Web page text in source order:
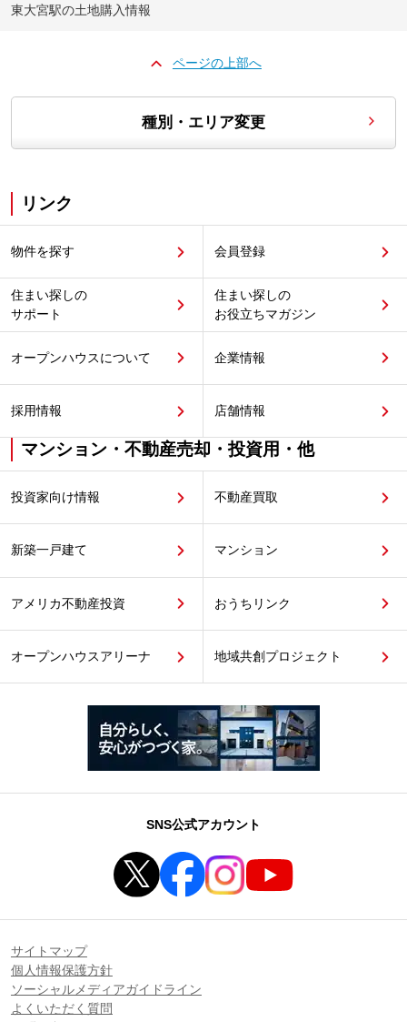
東大宮駅の土地購入情報
ページの上部へ
種別・エリア変更
リンク
物件を探す 会員登録
住まい探しの
サポート
住まい探しの
お役立ちマガジン
オープンハウスについて 企業情報
採用情報 店舗情報
マンション・不動産売却・投資用・他
投資家向け情報 不動産買取
新築一戸建て マンション
アメリカ不動産投資 おうちリンク
オープンハウスアリーナ 地域共創プロジェクト
SNS公式アカウント
サイトマップ
個人情報保護方針
ソーシャルメディアガイドライン
よくいただく質問